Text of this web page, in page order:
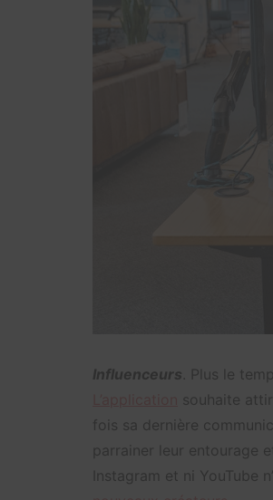
Influenceurs . Plus le
souhaite
fois sa dernière
parrainer leur entourage
Instagram et ni YouTube